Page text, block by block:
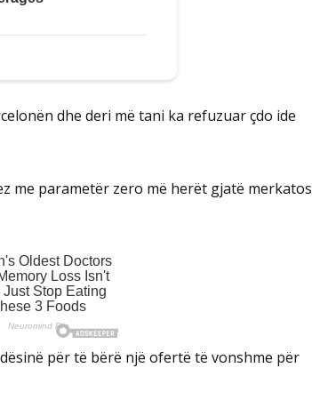
dhe deri më tani ka refuzuar çdo ide
me parametër zero më herët gjatë merkatos
për të bërë një ofertë të vonshme për